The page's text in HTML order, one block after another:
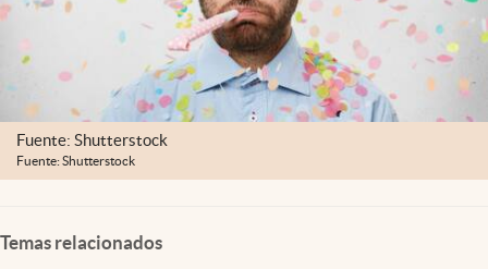
Fuente: Shutterstock
Fuente: Shutterstock
Temas relacionados